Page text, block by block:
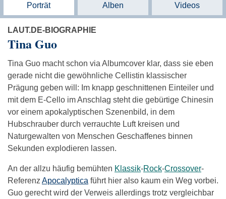
Porträt Alben Videos
LAUT.DE-BIOGRAPHIE
Tina Guo
Tina Guo macht schon via Albumcover klar, dass sie eben
gerade nicht die gewöhnliche Cellistin klassischer
Prägung geben will: Im knapp geschnittenen Einteiler und
mit dem E-Cello im Anschlag steht die gebürtige Chinesin
vor einem apokalyptischen Szenenbild, in dem
Hubschrauber durch verrauchte Luft kreisen und
Naturgewalten von Menschen Geschaffenes binnen
Sekunden explodieren lassen.
An der allzu häufig bemühten Klassik-Rock-Crossover-
ReferenzApocalyptica führt hier also kaum ein Weg vorbei.
Guo gerecht wird der Verweis allerdings trotz vergleichbar